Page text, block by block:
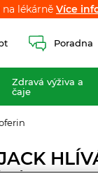
lékárně Více
lékárně Více
Poradna
Zdravá výživa a
čaje